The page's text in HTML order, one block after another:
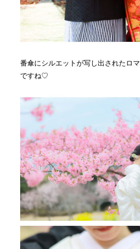
番傘にシルエットが写し出されたロ
ですね♡